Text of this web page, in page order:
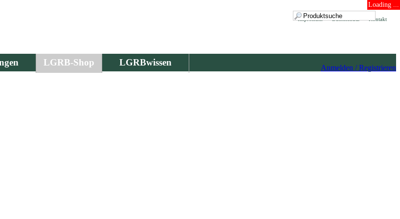
Loading ...
Kontakt
Datenschutz
Impressum
LGRB-Shop LGRBwissen
Anmelden / Registrieren